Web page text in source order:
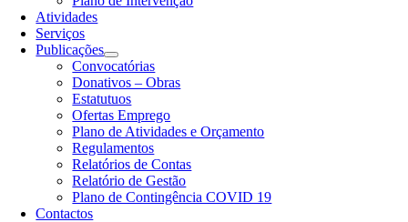
Atividades
Serviços
Publicações
Convocatórias
Donativos – Obras
Estatutuos
Ofertas Emprego
Plano de Atividades e Orçamento
Regulamentos
Relatórios de Contas
Relatório de Gestão
Plano de Contingência COVID 19
Contactos